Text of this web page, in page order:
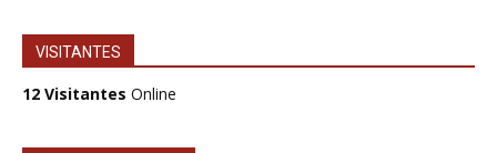
VISITANTES
12 Visitantes Online